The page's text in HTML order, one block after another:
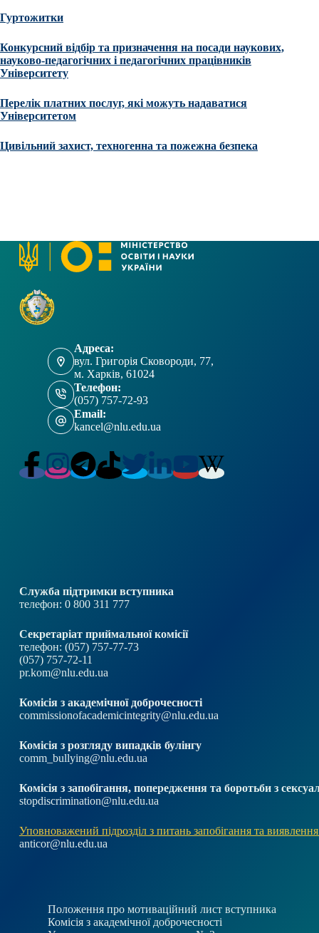
Гуртожитки
Конкурсний відбір та призначення на посади наукових,
науково-педагогічних і педагогічних працівників
Університету
Перелік платних послуг, які можуть надаватися
Університетом
Цивільний захист, техногенна та пожежна безпека
Адреса:
вул. Григорія Сковороди, 77,
м. Харків, 61024
Телефон:
(057) 757-72-93
Email:
kancel@nlu.edu.ua
Служба підтримки вступника
телефон: 0 800 311 777
Секретаріат приймальної комісії
телефон: (057) 757-77-73
(057) 757-72-11
pr.kom@nlu.edu.ua
Комісія з академічної доброчесності
commissionofacademicintegrity@nlu.edu.ua
Комісія з розгляду випадків булінгу
comm_bullying@nlu.edu.ua
Комісія з запобігання, попередження та боротьби з
stopdiscrimination@nlu.edu.ua
Уповноважений підрозділ з питань запобігання та виявлення
anticor@nlu.edu.ua
Положення про мотиваційний лист вступника
Комісія з академічної доброчесності